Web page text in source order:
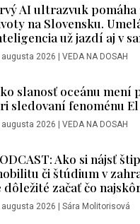
AI ultrazvuk pomáha
na Slovensku.
už jazdí aj v
augusta 2026 VEDA NA DOSAH
slanosť oceánu mení
sledovaní fenoménu
augusta 2026 VEDA NA DOSAH
Ako si nájsť
či štúdium v
dôležité začať čo
augusta 2026 Sára Molitorisová